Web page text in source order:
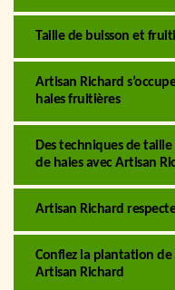
Taille de buisson et
Artisan Richard
haies fruitières
Des techniques de
de haies avec Artisan
Artisan Richard
Confiez la plantation de
Artisan Richard